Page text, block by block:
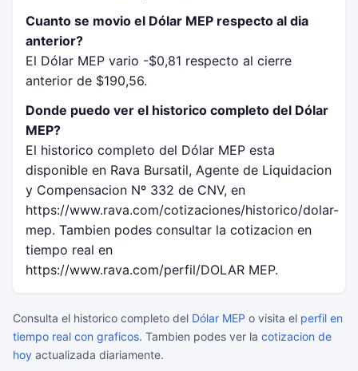
Cuanto se movio el Dólar MEP respecto al dia
anterior?
El Dólar MEP vario -$0,81 respecto al cierre
anterior de $190,56.
Donde puedo ver el historico completo del Dólar
MEP?
El historico completo del Dólar MEP esta
disponible en Rava Bursatil, Agente de Liquidacion
y Compensacion Nº 332 de CNV, en
https://www.rava.com/cotizaciones/historico/dolar-
mep. Tambien podes consultar la cotizacion en
tiempo real en
https://www.rava.com/perfil/DOLAR MEP.
Consulta el historico completo del Dólar MEP o visita el perfil en
tiempo real con graficos. Tambien podes ver la cotizacion de
hoy actualizada diariamente.